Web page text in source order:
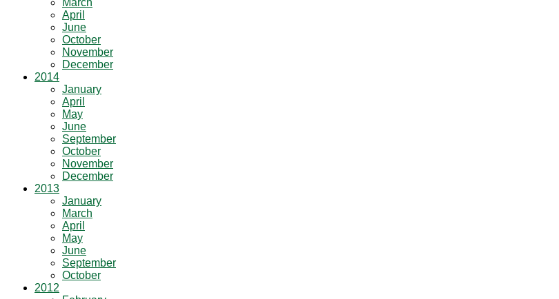
March
April
June
October
November
December
2014
January
April
May
June
September
October
November
December
2013
January
March
April
May
June
September
October
2012